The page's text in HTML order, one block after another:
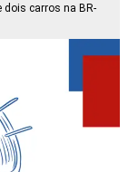
dois carros na BR-